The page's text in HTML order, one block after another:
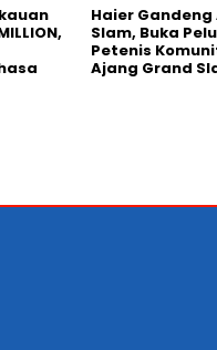
Haier Gandeng
Slam, Buka
Petenis
Ajang Grand